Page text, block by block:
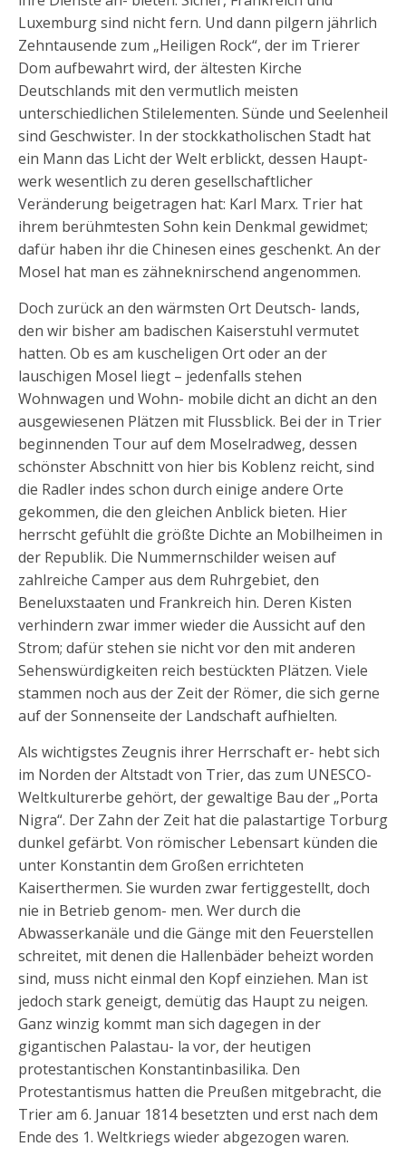
Luxemburg sind nicht fern. Und dann pilgern jährlich
Zehntausende zum „Heiligen Rock“, der im Trierer
Dom aufbewahrt wird, der ältesten Kirche
Deutschlands mit den vermutlich meisten
unterschiedlichen Stilelementen. Sünde und Seelenheil
sind Geschwister. In der stockkatholischen Stadt hat
ein Mann das Licht der Welt erblickt, dessen Haupt-
werk wesentlich zu deren gesellschaftlicher
Veränderung beigetragen hat: Karl Marx. Trier hat
ihrem berühmtesten Sohn kein Denkmal gewidmet;
dafür haben ihr die Chinesen eines geschenkt. An der
Mosel hat man es zähneknirschend angenommen.
Doch zurück an den wärmsten Ort Deutsch- lands,
den wir bisher am badischen Kaiserstuhl vermutet
hatten. Ob es am kuscheligen Ort oder an der
lauschigen Mosel liegt – jedenfalls stehen
Wohnwagen und Wohn- mobile dicht an dicht an den
ausgewiesenen Plätzen mit Flussblick. Bei der in Trier
beginnenden Tour auf dem Moselradweg, dessen
schönster Abschnitt von hier bis Koblenz reicht, sind
die Radler indes schon durch einige andere Orte
gekommen, die den gleichen Anblick bieten. Hier
herrscht gefühlt die größte Dichte an Mobilheimen in
der Republik. Die Nummernschilder weisen auf
zahlreiche Camper aus dem Ruhrgebiet, den
Beneluxstaaten und Frankreich hin. Deren Kisten
verhindern zwar immer wieder die Aussicht auf den
Strom; dafür stehen sie nicht vor den mit anderen
Sehenswürdigkeiten reich bestückten Plätzen. Viele
stammen noch aus der Zeit der Römer, die sich gerne
auf der Sonnenseite der Landschaft aufhielten.
Als wichtigstes Zeugnis ihrer Herrschaft er- hebt sich
im Norden der Altstadt von Trier, das zum UNESCO-
Weltkulturerbe gehört, der gewaltige Bau der „Porta
Nigra“. Der Zahn der Zeit hat die palastartige Torburg
dunkel gefärbt. Von römischer Lebensart künden die
unter Konstantin dem Großen errichteten
Kaiserthermen. Sie wurden zwar fertiggestellt, doch
nie in Betrieb genom- men. Wer durch die
Abwasserkanäle und die Gänge mit den Feuerstellen
schreitet, mit denen die Hallenbäder beheizt worden
sind, muss nicht einmal den Kopf einziehen. Man ist
jedoch stark geneigt, demütig das Haupt zu neigen.
Ganz winzig kommt man sich dagegen in der
gigantischen Palastau- la vor, der heutigen
protestantischen Konstantinbasilika. Den
Protestantismus hatten die Preußen mitgebracht, die
Trier am 6. Januar 1814 besetzten und erst nach dem
Ende des 1. Weltkriegs wieder abgezogen waren.